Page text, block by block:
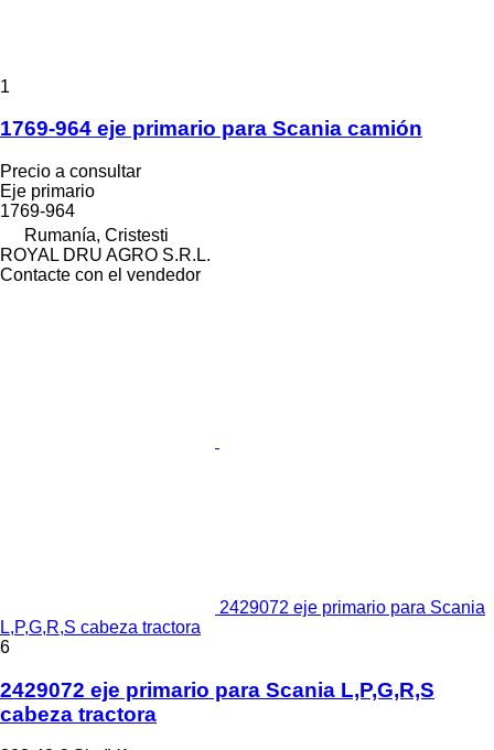
1
1769-964 eje primario para Scania camión
Precio a consultar
Eje primario
1769-964
Rumanía, Cristesti
ROYAL DRU AGRO S.R.L.
Contacte con el vendedor
2429072 eje primario para Scania
L,P,G,R,S cabeza tractora
6
2429072 eje primario para Scania L,P,G,R,S
cabeza tractora